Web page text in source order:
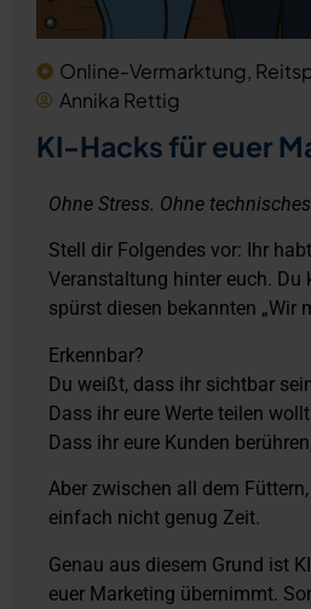
Online-Vermarktung,
Annika Rettig
KI-Hacks für euer
Ohne Stress. Ohne
Stell dir Folgendes vor: Ihr
Veranstaltung hinter euch.
spürst diesen bekannten „Wir
Erkennbar?
Du weißt, dass ihr sichtbar
Dass ihr eure Werte teilen
Dass ihr eure Kunden
Aber zwischen all dem
einfach nicht genug Zeit.
Genau aus diesem Grund ist
euer Marketing übernimmt.